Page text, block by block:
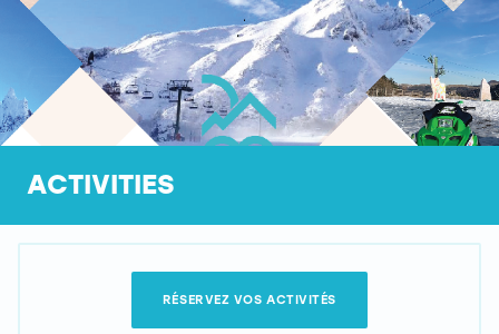
ACTIVITIES
RÉSERVEZ VOS ACTIVITÉS